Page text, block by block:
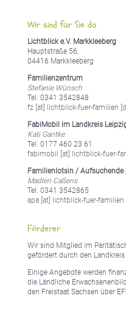
Wir sind für Sie da
Lichtblick e.V. Markkleeberg
Hauptstraße 56,
04416 Markkleeberg
Familienzentrum
Stefanie Wünsch
Tel. 0341 3542848
fz [at] lichtblick-fuer-familien
FabiMobil im Landkreis
Kati Gantke
Tel. 0177 460 23 61
fabimobil [at] lichtblick-fuer-
Familienlotsin / Aufsuchende
Madlen Caßens
Tel. 0341 3542865
apa [at] lichtblick-fuer-familien
Förderer
Wir sind Mitglied im
gefördert durch den
Einige Angebote werden
die Ländliche
den Freistaat Sachsen über